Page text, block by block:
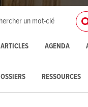
ARTICLES AGENDA
RESSOURCES